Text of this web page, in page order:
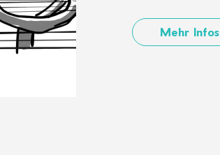
Mehr Infos